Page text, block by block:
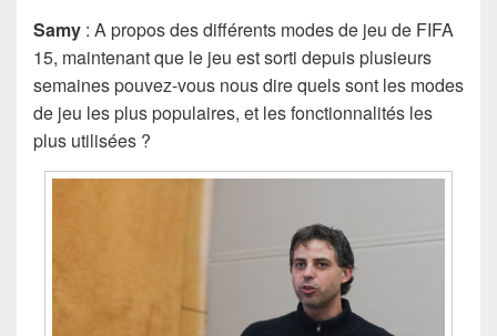
Samy : A propos des différents modes de jeu de FIFA
15, maintenant que le jeu est sorti depuis plusieurs
semaines pouvez-vous nous dire quels sont les modes
de jeu les plus populaires, et les fonctionnalités les
plus utilisées ?